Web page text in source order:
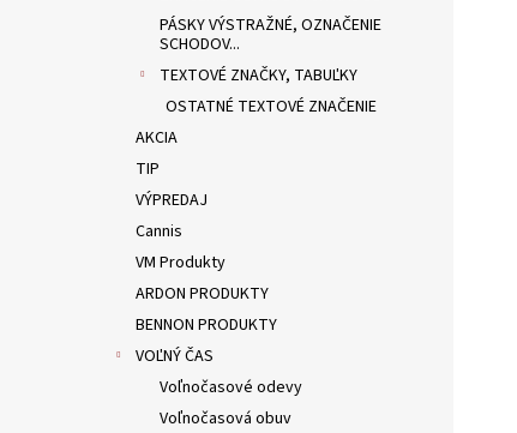
PÁSKY VÝSTRAŽNÉ, OZNAČENIE
SCHODOV...
TEXTOVÉ ZNAČKY, TABUĽKY
OSTATNÉ TEXTOVÉ ZNAČENIE
AKCIA
TIP
VÝPREDAJ
Cannis
VM Produkty
ARDON PRODUKTY
BENNON PRODUKTY
VOĽNÝ ČAS
Voľnočasové odevy
Voľnočasová obuv